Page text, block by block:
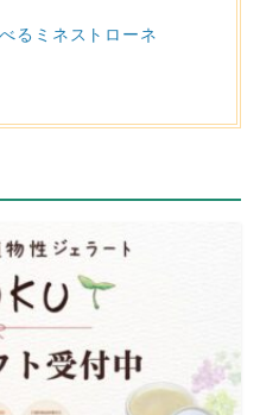
るミネストローネ